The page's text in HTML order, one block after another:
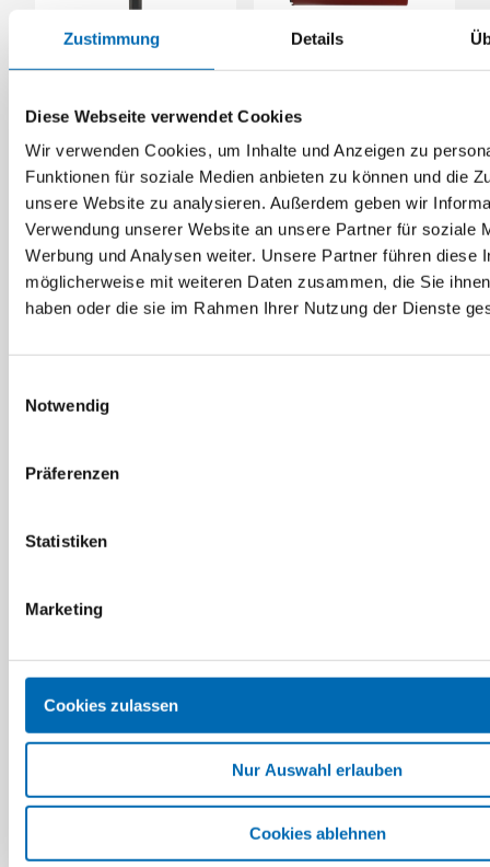
Zustimmung Details
Diese Webseite verwendet Cookies
Wir verwenden Cookies, um Inhalte und Anzeigen zu
Funktionen für soziale Medien anbieten zu können und die
unsere Website zu analysieren. Außerdem geben wir
Verwendung unserer Website an unsere Partner für soziale
Werbung und Analysen weiter. Unsere Partner führen diese
möglicherweise mit weiteren Daten zusammen, die Sie
haben oder die sie im Rahmen Ihrer Nutzung der Dienste
Notwendig
Präferenzen
Statistiken
Marketing
Cookies zulassen
Nur Auswahl erlauben
Cookies ablehnen
Bosch
UNC für Bohrkronen
Artikel-Nr. 2608598045
7 Ausführungen
Bosch